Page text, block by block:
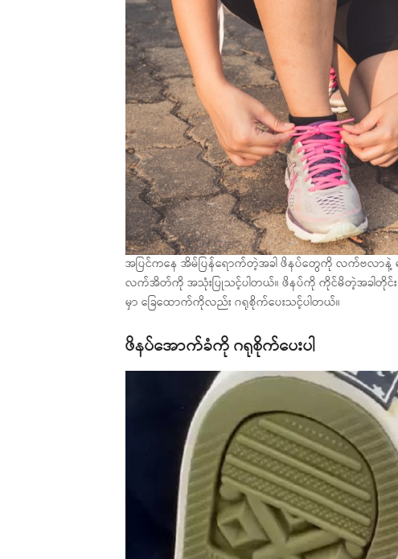
အပြင်ကနေ အိမ်ပြန်ရောက်တဲ့အခါ ဖိနပ်တွေကို လက်ဗလာနဲ့
လက်အိတ်ကို အသုံးပြုသင့်ပါတယ်။ ဖိနပ်ကို ကိုင်မိတဲ့အခါတိုင်း
မှာ ခြေထောက်ကိုလည်း ဂရုစိုက်ပေးသင့်ပါတယ်။
ဖိနပ်အောက်ခံကို ဂရုစိုက်ပေးပါ